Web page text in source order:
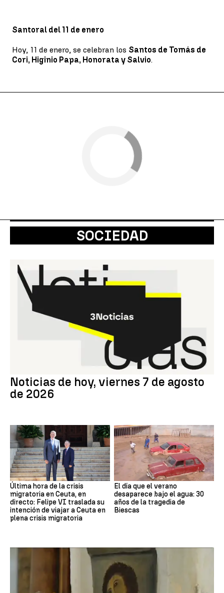
Santoral del 11 de enero
Hoy, 11 de enero, se celebran los Santos de Tomás de
Cori, Higinio Papa, Honorata y Salvio.
SOCIEDAD
Noticias de hoy, viernes 7 de agosto
de 2026
Última hora de la crisis
migratoria en Ceuta, en
directo: Felipe VI traslada su
intención de viajar a Ceuta en
plena crisis migratoria
El día que el verano
desaparece bajo el agua: 30
años de la tragedia de
Biescas